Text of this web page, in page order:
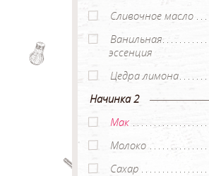
Сливочное масло
Ванильная
эссенция
Цедра лимона
Начинка 2
Мак
Молоко
Сахар